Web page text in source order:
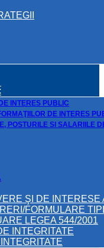
INTERES PUBLIC
DE INTERES
POSTURILE SI
ŞI DE
FORMULARE
LEGEA 544/2001
INTEGRITATE